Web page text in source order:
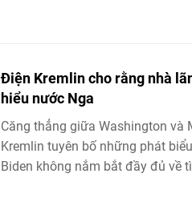
Điện Kremlin cho rằng nhà
hiểu nước Nga
Căng thẳng giữa Washington và
Kremlin tuyên bố những phát
Biden không nắm bắt đầy đủ về